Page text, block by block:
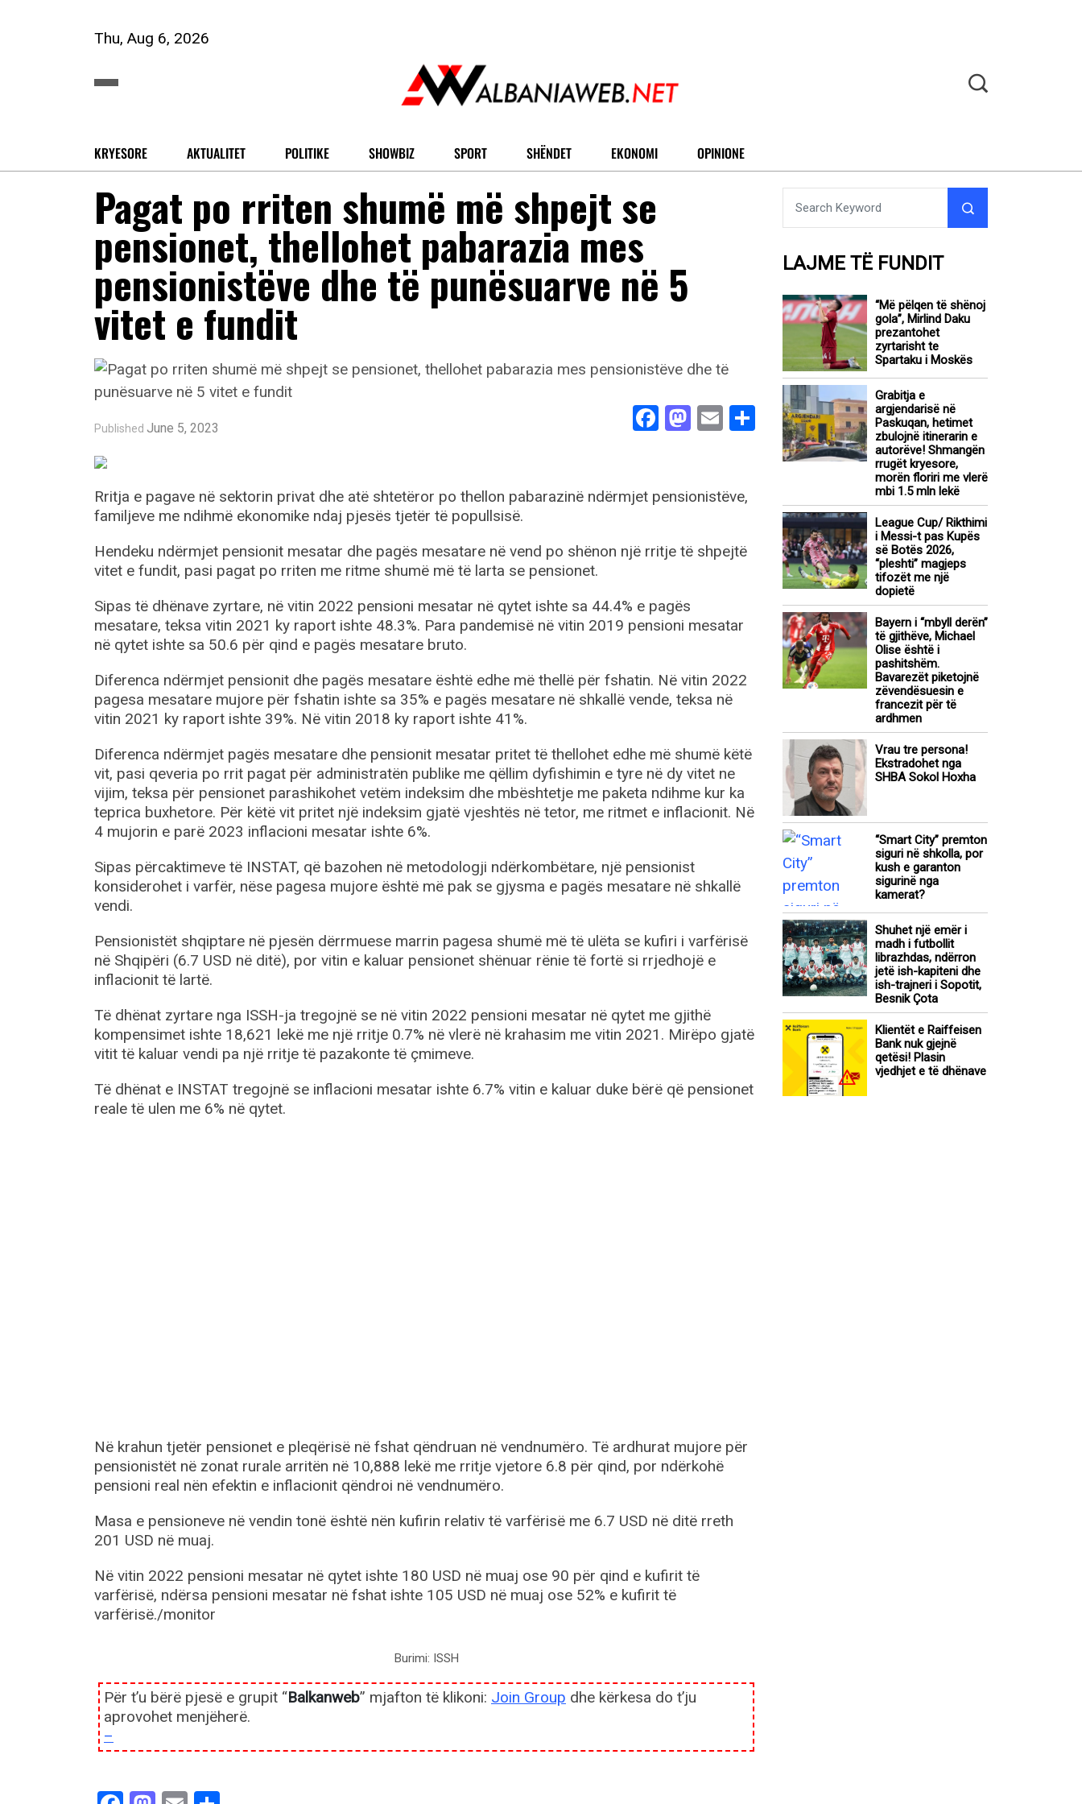
Thu, Aug 6, 2026
KRYESORE AKTUALITET POLITIKE SHOWBIZ SPORT SHËNDET EKONOMI OPINIONE
Pagat po rriten shumë më shpejt se
pensionet, thellohet pabarazia mes
pensionistëve dhe të punësuarve në 5
vitet e fundit
Published June 5, 2023 Facebook
Mastodon
EmailShare
Rritja e pagave në sektorin privat dhe atë shtetëror po thellon pabarazinë ndërmjet pensionistëve,
familjeve me ndihmë ekonomike ndaj pjesës tjetër të popullsisë.
Hendeku ndërmjet pensionit mesatar dhe pagës mesatare në vend po shënon një rritje të shpejtë
vitet e fundit, pasi pagat po rriten me ritme shumë më të larta se pensionet.
Sipas të dhënave zyrtare, në vitin 2022 pensioni mesatar në qytet ishte sa 44.4% e pagës
mesatare, teksa vitin 2021 ky raport ishte 48.3%. Para pandemisë në vitin 2019 pensioni mesatar
në qytet ishte sa 50.6 për qind e pagës mesatare bruto.
Diferenca ndërmjet pensionit dhe pagës mesatare është edhe më thellë për fshatin. Në vitin 2022
pagesa mesatare mujore për fshatin ishte sa 35% e pagës mesatare në shkallë vende, teksa në
vitin 2021 ky raport ishte 39%. Në vitin 2018 ky raport ishte 41%.
Diferenca ndërmjet pagës mesatare dhe pensionit mesatar pritet të thellohet edhe më shumë këtë
vit, pasi qeveria po rrit pagat për administratën publike me qëllim dyfishimin e tyre në dy vitet ne
vijim, teksa për pensionet parashikohet vetëm indeksim dhe mbështetje me paketa ndihme kur ka
teprica buxhetore. Për këtë vit pritet një indeksim gjatë vjeshtës në tetor, me ritmet e inflacionit. Në
4 mujorin e parë 2023 inflacioni mesatar ishte 6%.
Sipas përcaktimeve të INSTAT, që bazohen në metodologji ndërkombëtare, një pensionist
konsiderohet i varfër, nëse pagesa mujore është më pak se gjysma e pagës mesatare në shkallë
vendi.
Pensionistët shqiptare në pjesën dërrmuese marrin pagesa shumë më të ulëta se kufiri i varfërisë
në Shqipëri (6.7 USD në ditë), por vitin e kaluar pensionet shënuar rënie të fortë si rrjedhojë e
inflacionit të lartë.
Të dhënat zyrtare nga ISSH-ja tregojnë se në vitin 2022 pensioni mesatar në qytet me gjithë
kompensimet ishte 18,621 lekë me një rritje 0.7% në vlerë në krahasim me vitin 2021. Mirëpo gjatë
vitit të kaluar vendi pa një rritje të pazakonte të çmimeve.
Të dhënat e INSTAT tregojnë se inflacioni mesatar ishte 6.7% vitin e kaluar duke bërë që pensionet
reale të ulen me 6% në qytet.
Në krahun tjetër pensionet e pleqërisë në fshat qëndruan në vendnumëro. Të ardhurat mujore për
pensionistët në zonat rurale arritën në 10,888 lekë me rritje vjetore 6.8 për qind, por ndërkohë
pensioni real nën efektin e inflacionit qëndroi në vendnumëro.
Masa e pensioneve në vendin tonë është nën kufirin relativ të varfërisë me 6.7 USD në ditë rreth
201 USD në muaj.
Në vitin 2022 pensioni mesatar në qytet ishte 180 USD në muaj ose 90 për qind e kufirit të
varfërisë, ndërsa pensioni mesatar në fshat ishte 105 USD në muaj ose 52% e kufirit të
varfërisë./monitor
Burimi: ISSH
Për t’u bërë pjesë e grupit “Balkanweb” mjafton të klikoni: Join Group dhe kërkesa do t’ju
aprovohet menjëherë.
–
LAJME TË FUNDIT
“Më pëlqen të shënoj
gola”, Mirlind Daku
prezantohet
zyrtarisht te
Spartaku i Moskës
Grabitja e
argjendarisë në
Paskuqan, hetimet
zbulojnë itinerarin e
autorëve! Shmangën
rrugët kryesore,
morën floriri me vlerë
mbi 1.5 mln lekë
League Cup/ Rikthimi
i Messi-t pas Kupës
së Botës 2026,
“pleshti” magjeps
tifozët me një
dopietë
Bayern i “mbyll derën”
të gjithëve, Michael
Olise është i
pashitshëm.
Bavarezët piketojnë
zëvendësuesin e
francezit për të
ardhmen
Vrau tre persona!
Ekstradohet nga
SHBA Sokol Hoxha
“Smart City” premton
siguri në shkolla, por
kush e garanton
sigurinë nga
kamerat?
Shuhet një emër i
madh i futbollit
librazhdas, ndërron
jetë ish-kapiteni dhe
ish-trajneri i Sopotit,
Besnik Çota
Klientët e Raiffeisen
Bank nuk gjejnë
qetësi! Plasin
vjedhjet e të dhënave